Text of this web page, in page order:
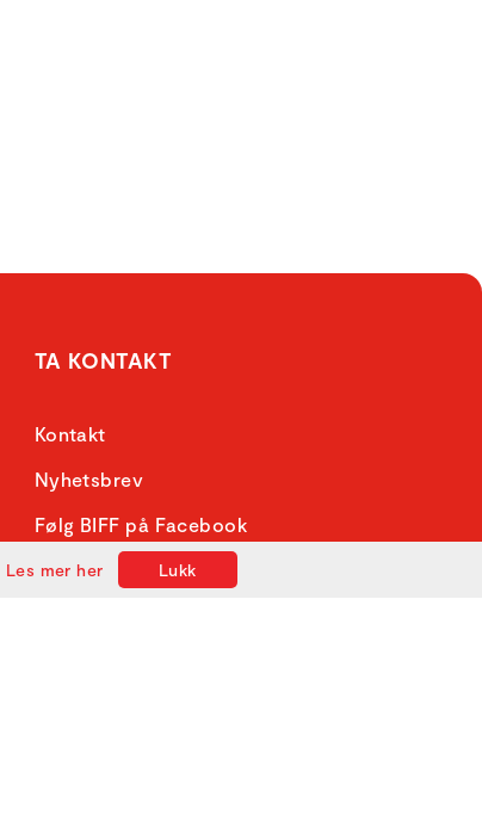
TA KONTAKT
Kontakt
Nyhetsbrev
Følg BIFF på Facebook
Følg @bergenfilmfest på
Instagram
Lukk
Les mer her